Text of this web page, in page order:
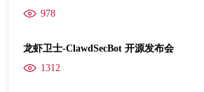
978
龙虾卫士-ClawdSecBot 开源发布会
1312